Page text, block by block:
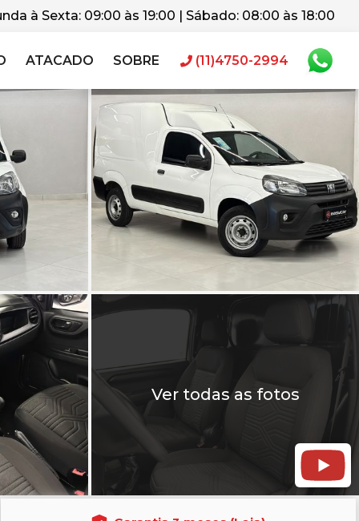
à Sexta: 09:00 às 19:00 | Sábado: 08:00 às 18:00
ATACADO SOBRE (11)4750-2994
Ver todas as fotos